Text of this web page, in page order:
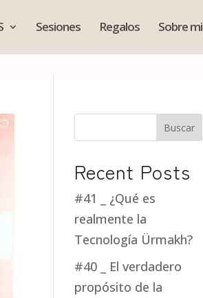
Sesiones Regalos Sobre mi
Buscar
Recent Posts
#41 _ ¿Qué es
realmente la
Tecnología Ürmakh?
#40 _ El verdadero
propósito de la